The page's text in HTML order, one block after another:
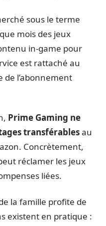
sous le terme
mois des jeux
in-game pour
est rattaché au
de l’abonnement
Prime Gaming ne
transférablesau
Concrètement,
réclamer les jeux
liées.
la famille profite de
existent en pratique :